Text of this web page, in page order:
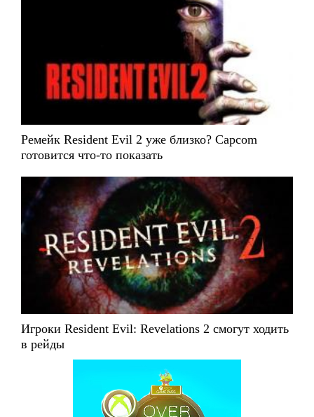
Ремейк Resident Evil 2 уже близко? Capcom
готовится что-то показать
Игроки Resident Evil: Revelations 2 смогут ходить
в рейды